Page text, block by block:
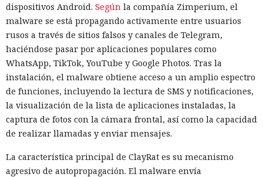
dispositivos Android. Según la compañía Zimperium, el
malware se está propagando activamente entre usuarios
rusos a través de sitios falsos y canales de Telegram,
haciéndose pasar por aplicaciones populares como
WhatsApp, TikTok, YouTube y Google Photos. Tras la
instalación, el malware obtiene acceso a un amplio espectro
de funciones, incluyendo la lectura de SMS y notificaciones,
la visualización de la lista de aplicaciones instaladas, la
captura de fotos con la cámara frontal, así como la capacidad
de realizar llamadas y enviar mensajes.
La característica principal de ClayRat es su mecanismo
agresivo de autopropagación. El malware envía